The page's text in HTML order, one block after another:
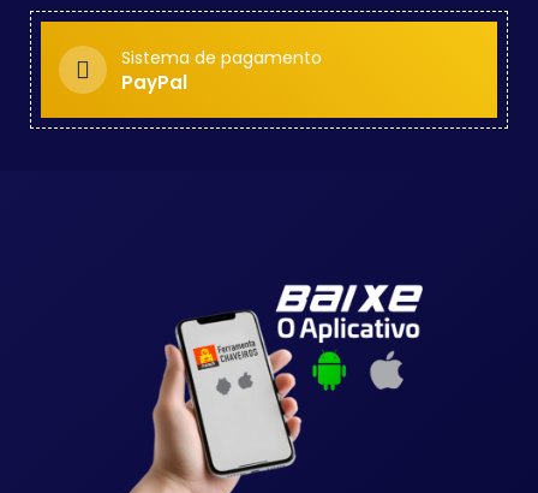
Sistema de pagamento
PayPal